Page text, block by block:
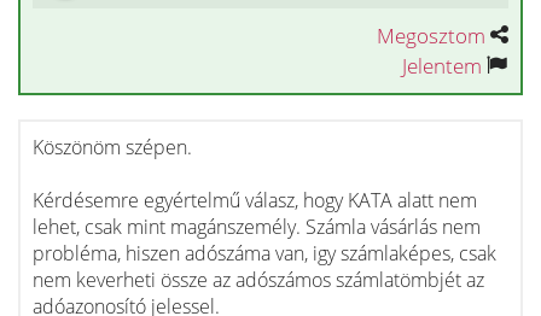
Megosztom
Jelentem
Köszönöm szépen.
Kérdésemre egyértelmű válasz, hogy KATA alatt nem
lehet, csak mint magánszemély. Számla vásárlás nem
probléma, hiszen adószáma van, igy számlaképes, csak
nem keverheti össze az adószámos számlatömbjét az
adóazonosító jelessel.